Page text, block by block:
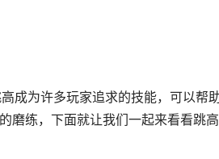
成为许多玩家追求的技能，可以帮
练，下面就让我们一起来看看跳高